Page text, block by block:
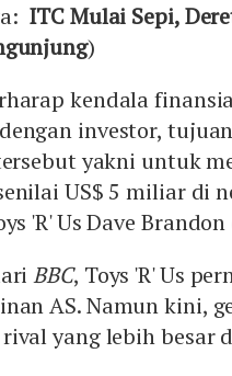
ITC Mulai Sepi,
)
kendala
investor,
yakni untuk
US$ 5 miliar di
'R' Us Dave
BBC, Toys 'R' Us
AS. Namun kini,
yang lebih besar